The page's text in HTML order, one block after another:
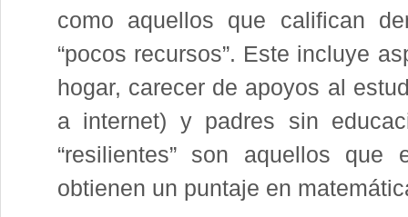
como aquellos que califican
“pocos recursos”. Este incluye
hogar, carecer de apoyos al
a internet) y padres sin
“resilientes” son aquellos que
obtienen un puntaje en